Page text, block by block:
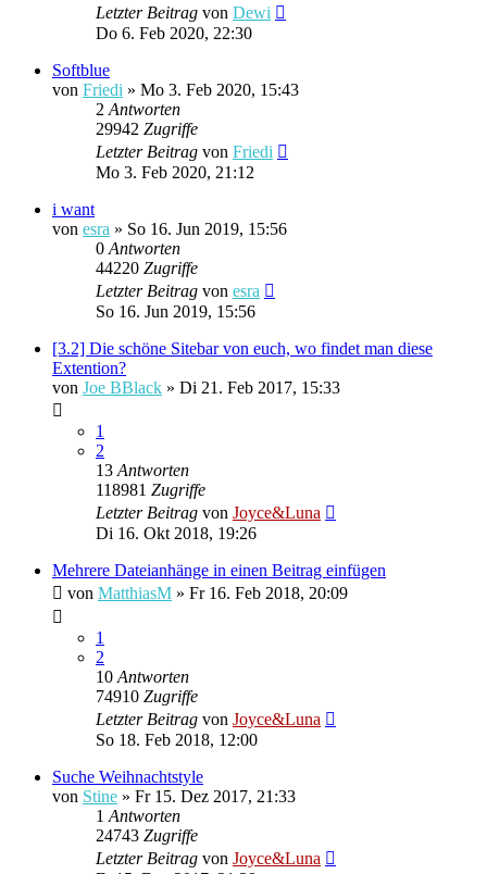
Letzter Beitrag von Dewi
Do 6. Feb 2020, 22:30
Softblue
von Friedi » Mo 3. Feb 2020, 15:43
2 Antworten
29942 Zugriffe
Letzter Beitrag von Friedi
Mo 3. Feb 2020, 21:12
i want
von esra » So 16. Jun 2019, 15:56
0 Antworten
44220 Zugriffe
Letzter Beitrag von esra
So 16. Jun 2019, 15:56
[3.2] Die schöne Sitebar von euch, wo findet man diese
Extention?
von Joe BBlack » Di 21. Feb 2017, 15:33
1
2
13 Antworten
118981 Zugriffe
Letzter Beitrag von Joyce&Luna
Di 16. Okt 2018, 19:26
Mehrere Dateianhänge in einen Beitrag einfügen
von MatthiasM » Fr 16. Feb 2018, 20:09
1
2
10 Antworten
74910 Zugriffe
Letzter Beitrag von Joyce&Luna
So 18. Feb 2018, 12:00
Suche Weihnachtstyle
von Stine » Fr 15. Dez 2017, 21:33
1 Antworten
24743 Zugriffe
Letzter Beitrag von Joyce&Luna